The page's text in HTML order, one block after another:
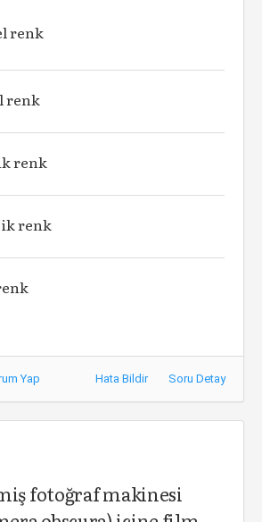
renk
renk
renk
renk
Yap Hata Bildir Soru Detay
fotoğraf makinesi